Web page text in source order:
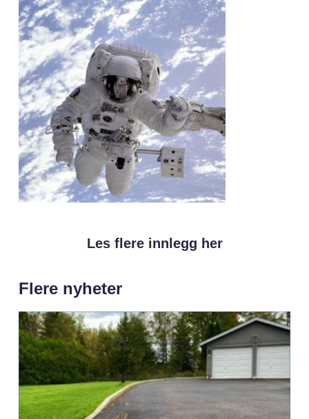
Les flere innlegg her
Flere nyheter